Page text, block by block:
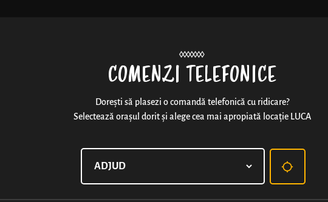
COVRIG XXL CU SEMINȚE
COMENZI TELEFONICE
Dorești să plasezi o comandă telefonică cu ridicare?
Selectează orașul dorit și alege cea mai apropiată locație LUCA